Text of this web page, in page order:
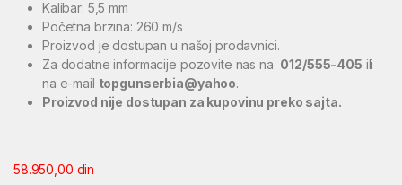
Kalibar: 5,5 mm
Početna brzina: 260 m/s
Proizvod je dostupan u našoj prodavnici.
Za dodatne informacije pozovite nas na 012/555-405 ili
na e-mail topgunserbia@yahoo.
Proizvod nije dostupan za kupovinu preko sajta.
58.950,00 din